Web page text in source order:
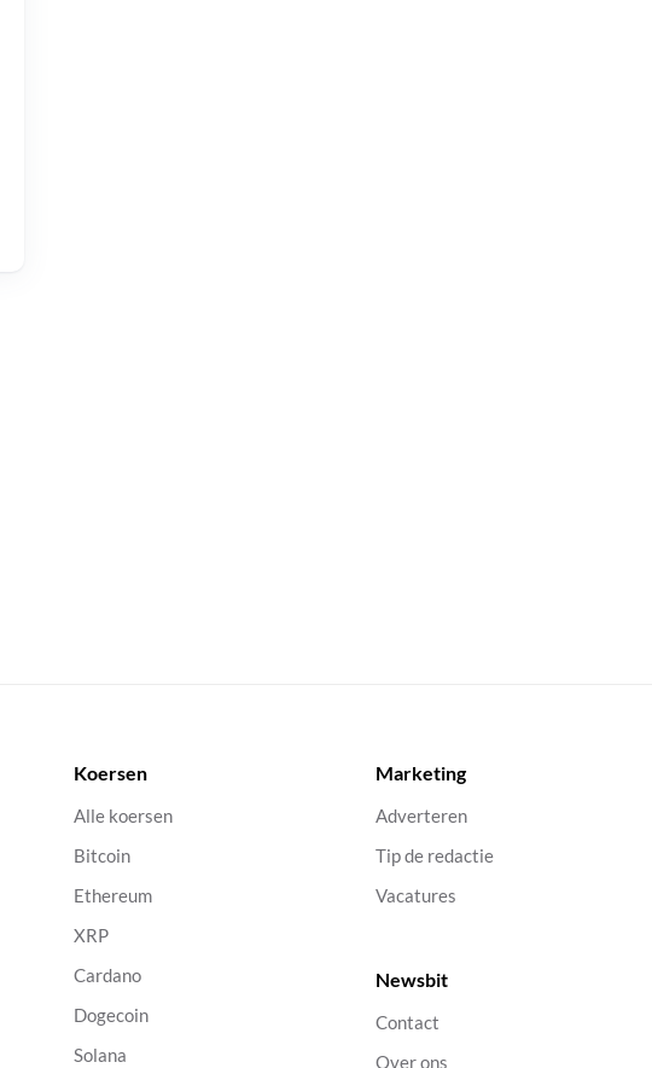
Koersen
Alle koersen
Bitcoin
Ethereum
XRP
Cardano
Dogecoin
Solana
Marketing
Adverteren
Tip de redactie
Vacatures
Newsbit
Contact
Over ons